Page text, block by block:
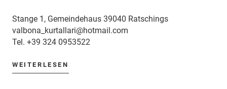
Stange 1, Gemeindehaus 39040 Ratschings
valbona_kurtallari@hotmail.com
Tel. +39 324 0953522
WEITERLESEN